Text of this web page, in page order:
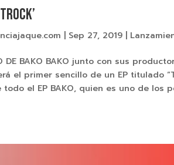
Sep 27, 2019
DE BAKO BAKO junto con sus
el primer sencillo de un EP titulado
el EP BAKO, quien es uno de los